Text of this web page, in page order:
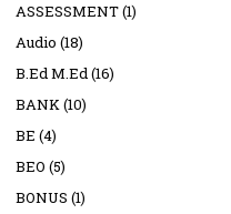
ASSESSMENT(1)
Audio (18)
B.Ed M.Ed(16)
BANK(10)
BE (4)
BEO (5)
BONUS (1)